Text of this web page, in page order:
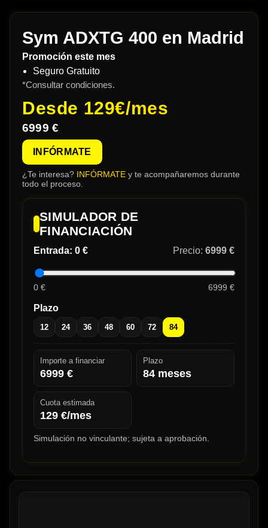
Sym ADXTG 400 en Madrid
Promoción este mes
Seguro Gratuito
*Consultar condiciones.
Desde 129€/mes
6999 €
INFÓRMATE
¿Te interesa? INFÓRMATE y te acompañaremos durante
todo el proceso.
SIMULADOR DE
FINANCIACIÓN
Entrada: 0 € Precio: 6999 €
0 € 6999 €
Plazo
12 24 36 48 60 72 84
Importe a financiar
6999 €
Plazo
84 meses
Cuota estimada
129 €/mes
Simulación no vinculante; sujeta a aprobación.